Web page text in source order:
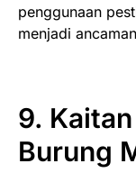
penggunaan
menjadi
9.
Burung